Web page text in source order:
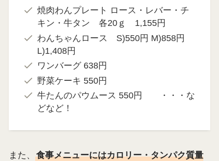
焼肉わんプレート ロース・レバー・チ
キン・牛タン 各20ｇ 1,155円
わんちゃんロース S)550円 M)858円
L)1,408円
ワンバーグ 638円
野菜ケーキ 550円
牛たんのパウムース 550円 ・・・な
どなど！
また、 食事メニューにはカロリー・タンパク質量